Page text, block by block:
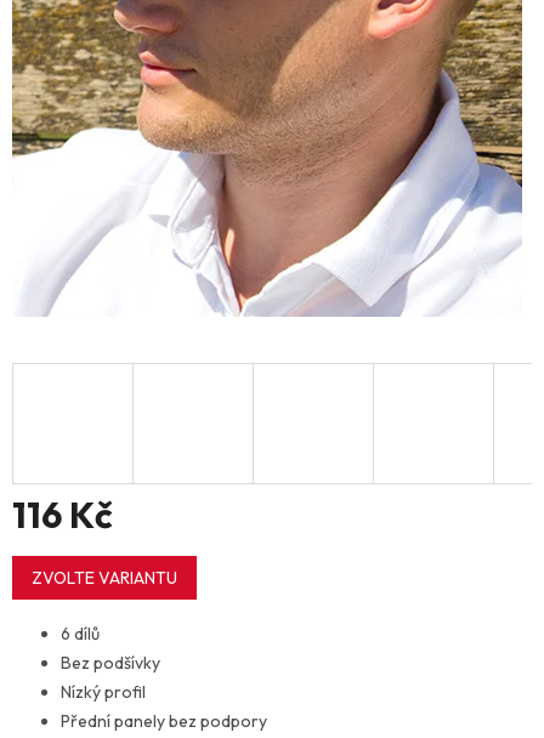
116 Kč
Měrná
cena:
ZVOLTE VARIANTU
6 dílů
Bez podšívky
Nízký profil
Přední panely bez podpory